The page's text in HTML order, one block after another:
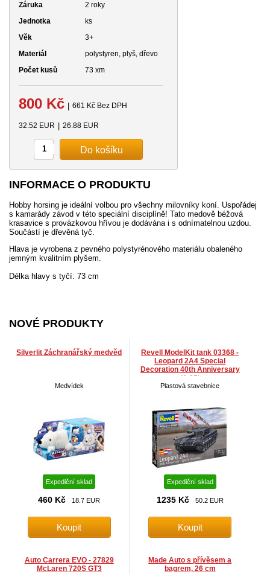
Záruka
2 roky
Jednotka
ks
Věk
3+
Materiál
polystyren, plyš, dřevo
Počet kusů
73 xm
800 Kč 661 Kč Bez DPH
32.52 EUR 26.88 EUR
INFORMACE O PRODUKTU
Hobby horsing je ideální volbou pro všechny milovníky koní. Uspořádej
s kamarády závod v této speciální disciplíně! Tato medově béžová
krasavice s provázkovou hřívou je dodávána i s odnímatelnou uzdou.
Součástí je dřevěná tyč.
Hlava je vyrobena z pevného polystyrénového materiálu obaleného
jemným kvalitním plyšem.
Délka hlavy s tyčí: 73 cm
NOVÉ PRODUKTY
Silverlit Záchranářský medvěd
Medvídek
Expediční sklad
460 Kč 18.7 EUR
Revell ModelKit tank 03368 -
Leopard 2A4 Special
Decoration 40th Anniversary
(1:35)
Plastová stavebnice
Expediční sklad
1235 Kč 50.2 EUR
Auto Carrera EVO - 27829
McLaren 720S GT3
Made Auto s přívěsem a
bagrem, 26 cm